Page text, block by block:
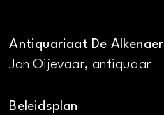
Antiquariaat De Alkenaer
Jan Oijevaar, antiquaar
Beleidsplan